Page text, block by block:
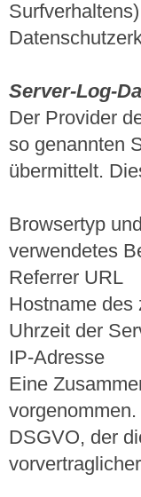
Server-Log-
Der Provider
so genannten
übermittelt.
Browsertyp
verwendetes
Referrer URL
Hostname des
Uhrzeit der
IP-Adresse
Eine
DSGVO, der